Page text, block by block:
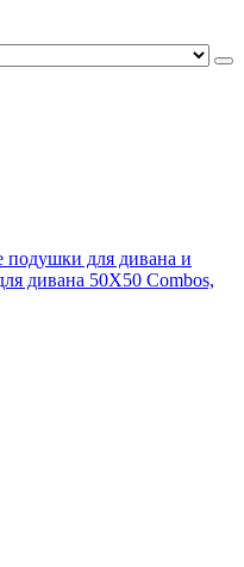
подушки для дивана и
дивана 50Х50 Combos,